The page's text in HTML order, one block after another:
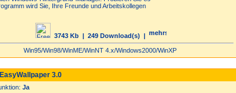
wird Sie, Ihre Freunde und Arbeitskollegen
3743 Kb | 249 Download(s) |
Win95/Win98/WinME/WinNT 4.x/Windows2000/WinXP
3.0
Ja